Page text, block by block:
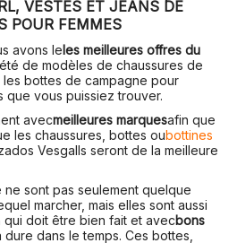
VESTES ET JEANS DE
POUR FEMMES
avons leles meilleures offres du
de modèles de chaussures de
bottes de campagne pour
que vous puissiez trouver.
avecmeilleures marquesafin que
les chaussures, bottes oubottines
VesgaIls seront de la meilleure
sont pas seulement quelque
marcher, mais elles sont aussi
doit être bien fait et avecbons
dans le temps. Ces bottes,